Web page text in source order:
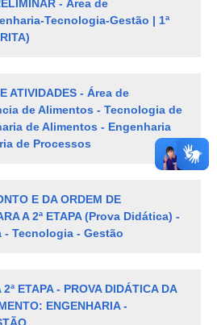
- Área de
Tecnologia-Gestão | 1ª
ATIVIDADES - Área de
de Alimentos - Tecnologia de
de Alimentos - Engenharia
de Processos
E DA ORDEM DE
A 2ª ETAPA (Prova Didática) -
- Tecnologia - Gestão
2ª ETAPA - PROVA DIDÁTICA DA
ENGENHARIA -